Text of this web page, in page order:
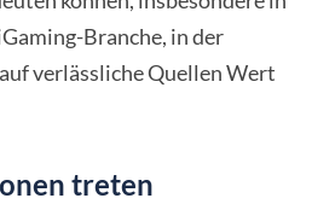
Branche, in der
verlässliche Quellen Wert
treten